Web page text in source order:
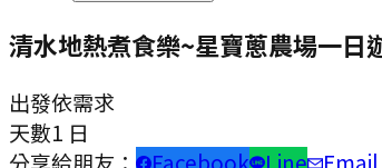
清水地熱煮食樂~星寶蔥農場一日
出發依需求
天數1 日